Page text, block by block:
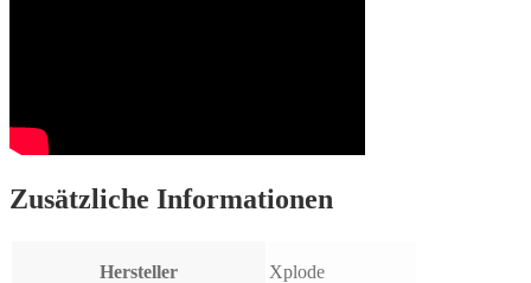
Zusätzliche Informationen
Hersteller Xplode